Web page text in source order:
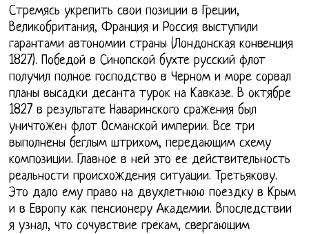
Стремясь укрепить свои позиции в Греции,
Великобритания, Франция и Россия выступили
гарантами автономии страны (Лондонская конвенция
1827). Победой в Синопской бухте русский флот
получил полное господство в Черном и море сорвал
планы высадки десанта турок на Кавказе. В октябре
1827 в результате Наваринского сражения был
уничтожен флот Османской империи. Все три
выполнены беглым штрихом, передающим схему
композиции. Главное в ней это ее действительность
реальности происхождения ситуации. Третьякову.
Это дало ему право на двухлетнюю поездку в Крым
и в Европу как пенсионеру Академии. Впоследствии
я узнал, что сочувствие грекам, свергающим